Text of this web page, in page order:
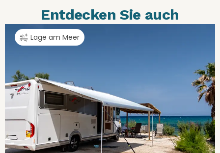
Entdecken Sie auch
Lage am Meer